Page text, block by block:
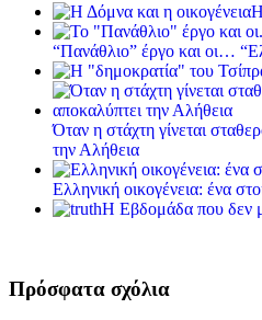
“Πανάθλιο” έργο και οι…
Όταν η στάχτη γίνεται
την Αλήθεια
Ελληνική οικογένεια: ένα
Η Εβδομάδα που δεν
Πρόσφατα σχόλια